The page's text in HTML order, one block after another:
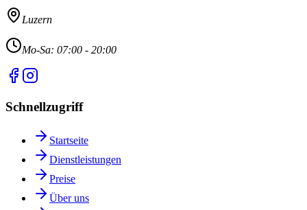
Luzern
Mo-Sa: 07:00 - 20:00
Schnellzugriff
Startseite
Dienstleistungen
Preise
Über uns